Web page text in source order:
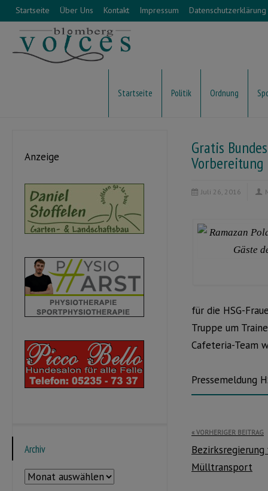
Startseite Über Uns Kontakt Impressum Datenschutzerklärung
Startseite Politik Ordnung
Gratis
Vorbereitung
Juli 26, 2016
für die HSG-
Truppe um
Cafeteria-Team
Pressemeldung
VORHERIGER BEITRAG
Mülltransport
Anzeige
Archiv
Archiv